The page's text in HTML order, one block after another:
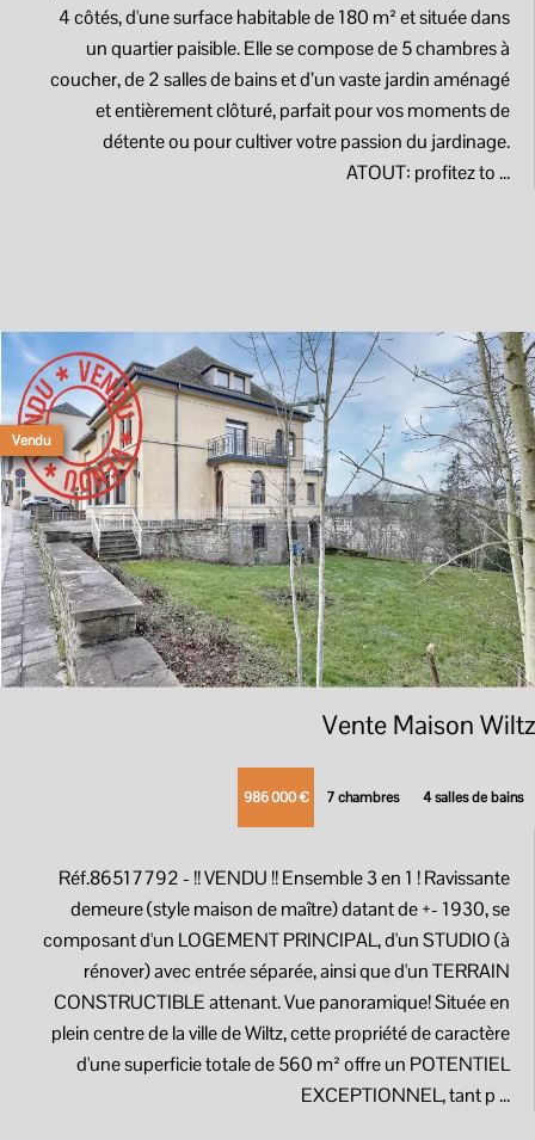
4 côtés, d'une surface habitable de 180 m² et située dans
un quartier paisible. Elle se compose de 5 chambres à
coucher, de 2 salles de bains et d’un vaste jardin aménagé
et entièrement clôturé, parfait pour vos moments de
détente ou pour cultiver votre passion du jardinage.
ATOUT: profitez to ...
Vente Maison Wiltz
986 000 € 7 chambres 4 salles de bains
Réf.86517792- !! VENDU !! Ensemble 3 en 1 ! Ravissante
demeure (style maison de maître) datant de +- 1930, se
composant d'un LOGEMENT PRINCIPAL, d'un STUDIO (à
rénover) avec entrée séparée, ainsi que d'un TERRAIN
CONSTRUCTIBLE attenant. Vue panoramique! Située en
plein centre de la ville de Wiltz, cette propriété de caractère
d'une superficie totale de 560 m² offre un POTENTIEL
EXCEPTIONNEL, tant p ...
Vendu